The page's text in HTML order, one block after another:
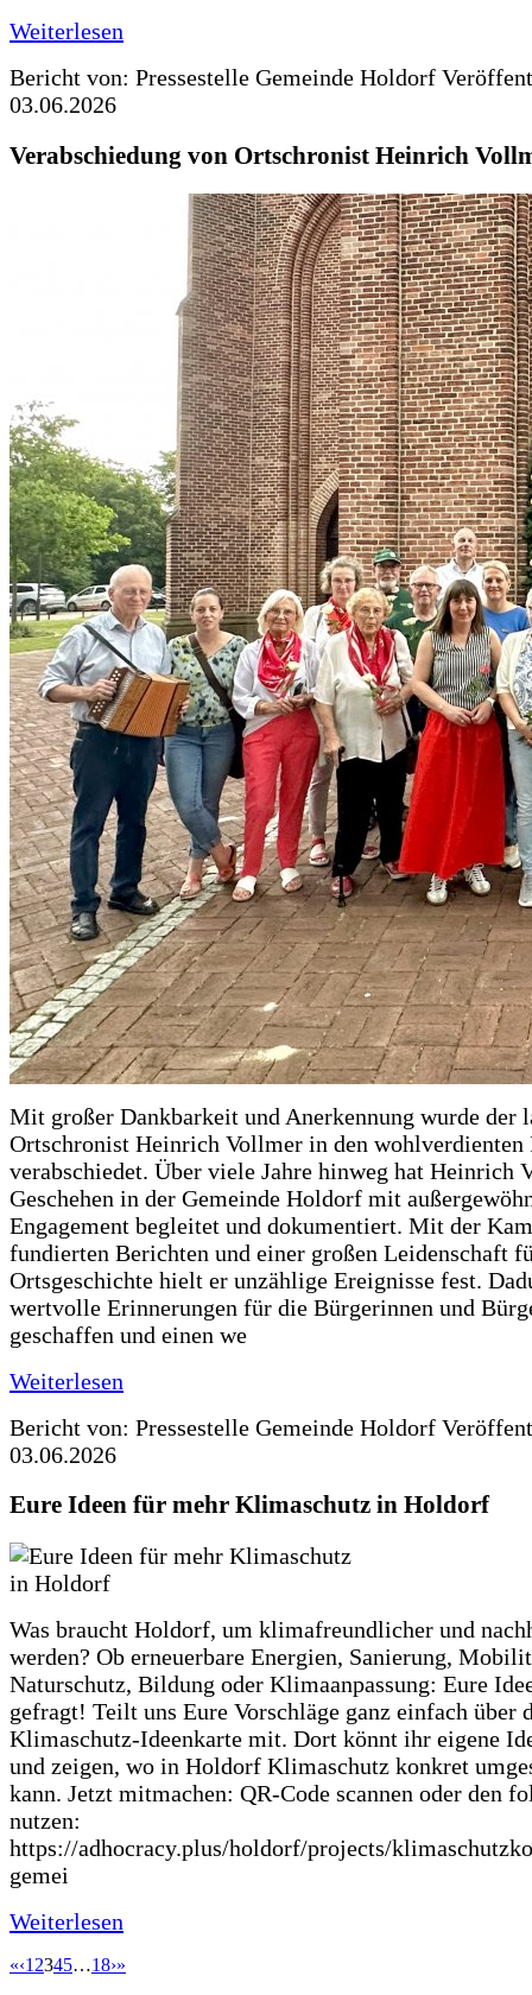
Weiterlesen
Bericht von: Pressestelle Gemeinde Holdorf
03.06.2026
Verabschiedung von Ortschronist Heinrich
Mit großer Dankbarkeit und Anerkennung wurde der
Ortschronist Heinrich Vollmer in den wohlverdienten
verabschiedet. Über viele Jahre hinweg hat Heinrich
Geschehen in der Gemeinde Holdorf mit
Engagement begleitet und dokumentiert. Mit der
fundierten Berichten und einer großen Leidenschaft
Ortsgeschichte hielt er unzählige Ereignisse fest.
wertvolle Erinnerungen für die Bürgerinnen und
geschaffen und einen we
Weiterlesen
Bericht von: Pressestelle Gemeinde Holdorf
03.06.2026
Eure Ideen für mehr Klimaschutz in Holdorf
Was braucht Holdorf, um klimafreundlicher und
werden? Ob erneuerbare Energien, Sanierung,
Naturschutz, Bildung oder Klimaanpassung: Eure
gefragt! Teilt uns Eure Vorschläge ganz einfach über
Klimaschutz-Ideenkarte mit. Dort könnt ihr eigene
und zeigen, wo in Holdorf Klimaschutz konkret
kann. Jetzt mitmachen: QR-Code scannen oder den
nutzen:
https://adhocracy.plus/holdorf/projects/
gemei
Weiterlesen
«‹1 2345…18›»